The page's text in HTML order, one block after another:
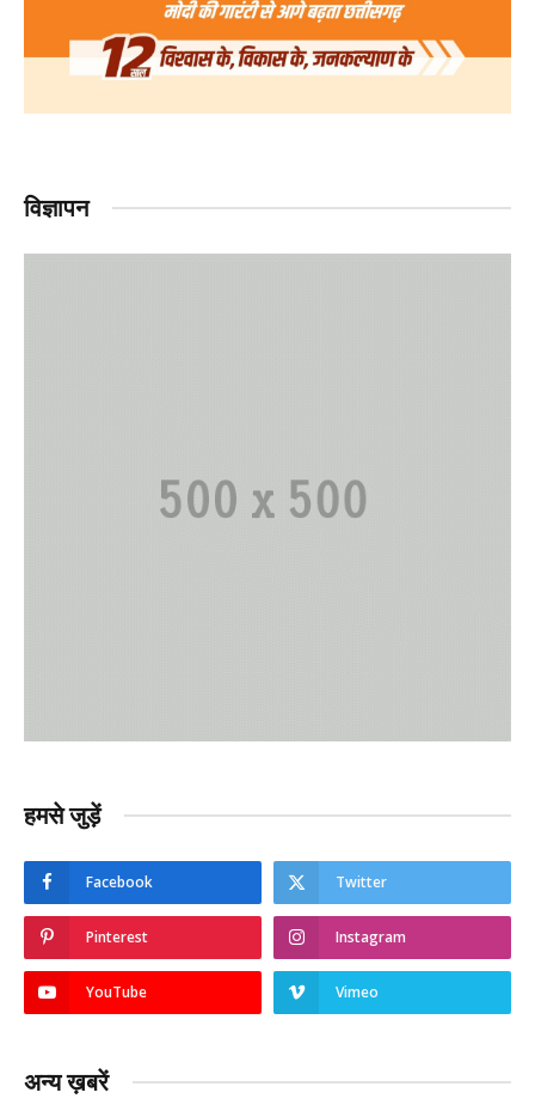
विज्ञापन
हमसे जुड़ें
Facebook Twitter
Pinterest Instagram
YouTube Vimeo
अन्य ख़बरें